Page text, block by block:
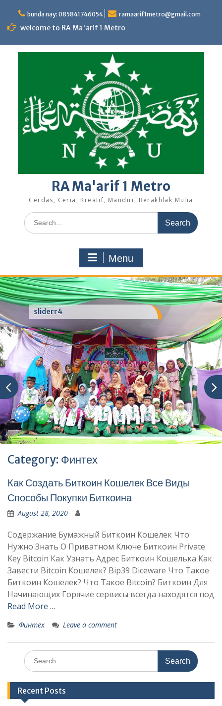
content
bunda nay: 085841746054 ramaarif1metro@gmail.com
welcome to RA Ma'arif 1 Metro
RA Ma'arif 1 Metro
Cerdas, Ceria, Kreatif, Mandiri, Berakhlak Mulia
Search
for:
Menu
sliderr4
Category: Финтех
Как Создать Биткоин Кошелек Все Виды
Способы Покупки Биткоина
August 28, 2020
Содержание Бумажный Биткоин Кошелек Что
Нужно Знать О Приватном Ключе Биткоин Private
Key Bitcoin Как Узнать Адрес Биткоин Кошелька Как
Завести Bitcoin Кошелек? Bip39 Diceware Что Такое
Биткоин Кошелек? Что Такое Bitcoin? Биткоин Для
Начинающих Горячие сервисы всегда находятся под
Read More …
Финтех Leave a comment
Search
for:
Recent Posts